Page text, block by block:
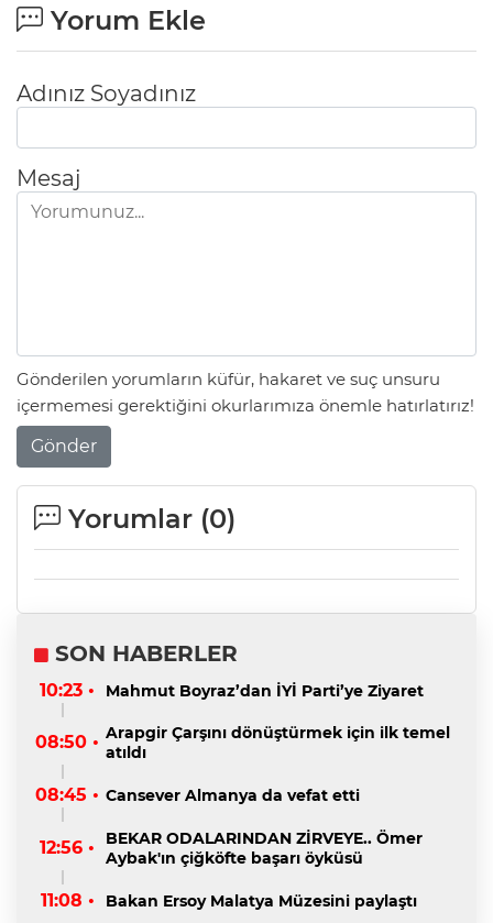
Yorum Ekle
Adınız Soyadınız
Mesaj
Gönderilen yorumların küfür, hakaret ve suç unsuru
içermemesi gerektiğini okurlarımıza önemle hatırlatırız!
Gönder
Yorumlar (0)
SON HABERLER
10:23 • Mahmut Boyraz’dan İYİ Parti’ye Ziyaret
08:50 • Arapgir Çarşını dönüştürmek için ilk temel
atıldı
08:45 • Cansever Almanya da vefat etti
12:56 •
BEKAR ODALARINDAN ZİRVEYE.. Ömer
Aybak'ın çiğköfte başarı öyküsü
11:08 • Bakan Ersoy Malatya Müzesini paylaştı